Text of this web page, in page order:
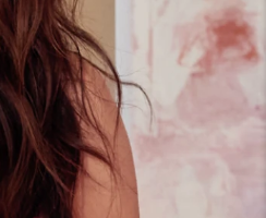
Mina prenumerationer